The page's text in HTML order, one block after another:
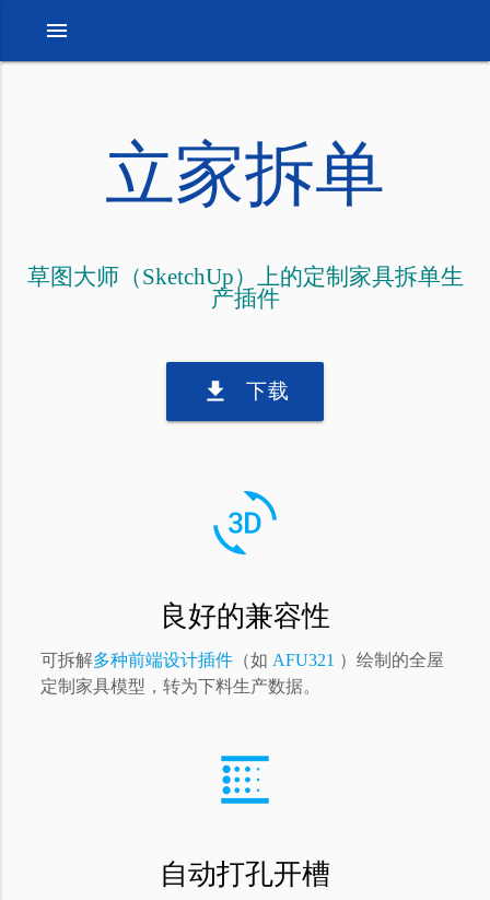
menu
立家拆单
草图大师（SketchUp）上的定制家具拆单生
产插件
download 下载
3d_rotation
良好的兼容性
可拆解多种前端设计插件 （如 AFU321 ）绘制的全屋
定制家具模型，转为下料生产数据。
blur_linear
自动打孔开槽